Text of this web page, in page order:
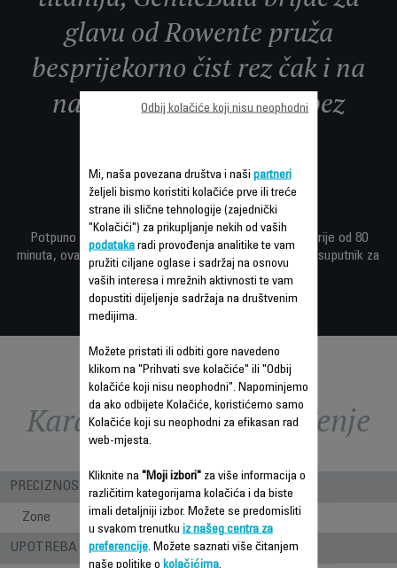
glavu od Rowente pruža
besprijekorno čist rez čak i na
najtežim područjima—bez
posjekotina.
Potpuno vodootporan i s impresivnim trajanjem baterije od 80
minuta, ovaj praktični brijač vaš je idealni svakodnevni suputnik za
savršeno obrijano vlasište.
Karakteristike - Poređenje
PRECIZNOST
Zone Kosa
UPOTREBA - STILOVI PRI ŠIŠANJU
Mi, naša povezana društva i naši partneri
željeli bismo koristiti kolačiće prve ili treće
strane ili slične tehnologije (zajednički
"Kolačići") za prikupljanje nekih od vaših
podatakaradi provođenja analitike te vam
pružiti ciljane oglase i sadržaj na osnovu
vaših interesa i mrežnih aktivnosti te vam
dopustiti dijeljenje sadržaja na društvenim
medijima.
Možete pristati ili odbiti gore navedeno
klikom na "Prihvati sve kolačiće" ili "Odbij
kolačiće koji nisu neophodni". Napominjemo
da ako odbijete Kolačiće, koristićemo samo
Kolačiće koji su neophodni za efikasan rad
web-mjesta.
Kliknite na "Moji izbori"za više informacija o
različitim kategorijama kolačića i da biste
imali detaljniji izbor. Možete se predomisliti
u svakom trenutku iz našeg centra za
preferencije. Možete saznati više čitanjem
naše politike o kolačićima.
Odbij kolačiće koji nisu neophodni